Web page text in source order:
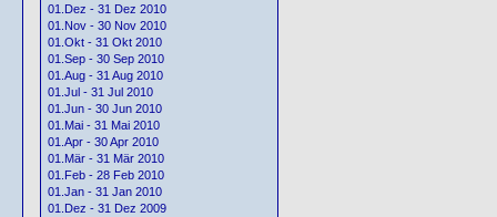
01.Dez - 31 Dez 2010
01.Nov - 30 Nov 2010
01.Okt - 31 Okt 2010
01.Sep - 30 Sep 2010
01.Aug - 31 Aug 2010
01.Jul - 31 Jul 2010
01.Jun - 30 Jun 2010
01.Mai - 31 Mai 2010
01.Apr - 30 Apr 2010
01.Mär - 31 Mär 2010
01.Feb - 28 Feb 2010
01.Jan - 31 Jan 2010
01.Dez - 31 Dez 2009